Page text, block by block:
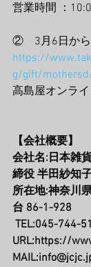
営業時間 ：
②　3月6日か
https://
g/gift/
高島屋オンラ
【会社概要】
会社名:日本雑
締役 半田紗知
所在地:神奈川
台 86-1-928
TEL:045-744-
URL:https://
MAIL: